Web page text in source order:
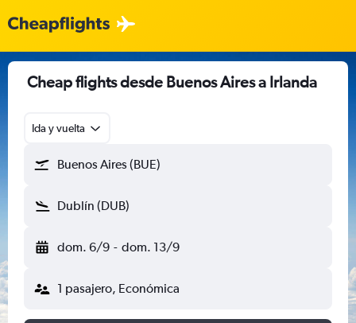
Cheap flights desde Buenos Aires a Irlanda
Ida y vuelta
Buenos Aires (BUE)
Dublín (DUB)
dom. 6/9 - dom. 13/9
1 pasajero, Económica